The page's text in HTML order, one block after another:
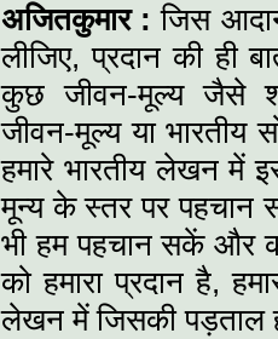
अजितकुमार : जिस
लीजिए, प्रदान की ही
कुछ जीवन-मूल्य जैसे
जीवन-मूल्य या भारतीय
हमारे भारतीय लेखन में
मून्य के स्तर पर पहचान
भी हम पहचान सकें और
को हमारा प्रदान है,
लेखन में जिसकी पड़ताल